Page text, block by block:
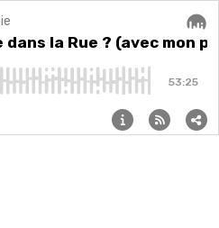
dans la Rue ? (avec mon
la Rue ? (avec mon
53:25